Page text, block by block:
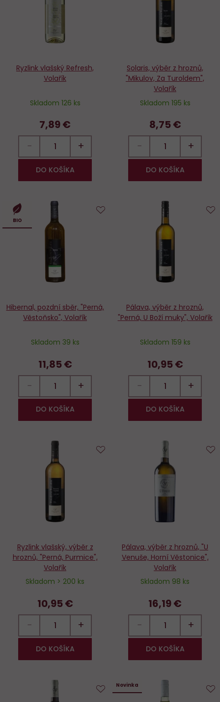
Ryzlink vlašský Refresh,
Volařík
Skladom 126 ks
7,89 €
− +
DO KOŠÍKA
Solaris, výběr z hroznů,
"Mikulov, Za Turoldem",
Volařík
Skladom 195 ks
8,75 €
− +
DO KOŠÍKA
BIO
Hibernal, pozdní sběr, "Perná,
Věstoňsko", Volařík
Skladom 39 ks
11,85 €
− +
DO KOŠÍKA
Pálava, výběr z hroznů,
"Perná, U Boží muky", Volařík
Skladom 159 ks
10,95 €
− +
DO KOŠÍKA
Ryzlink vlašský, výběr z
hroznů, "Perná, Purmice",
Volařík
Skladom > 200 ks
10,95 €
− +
DO KOŠÍKA
Pálava, výběr z hroznů, "U
Venuše, Horní Věstonice",
Volařík
Skladom 98 ks
16,19 €
− +
DO KOŠÍKA
Novinka